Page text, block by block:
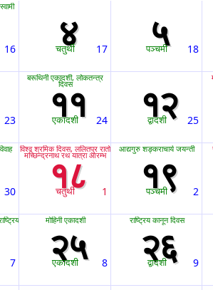
16 ४
चतुर्थी 17 ५
पञ्चमी 18
23
बरूथिनी एकादशी, लोकतन्त्र
दिवस
११
एकादशी 24 १२
द्वादशी 25
30
विश्व श्रमिक दिवस, ललितपुर रातो
मच्छिन्द्रनाथ रथ यात्रा आरम्भ
१८
चतुर्थी 1
आद्यगुरु शङ्कराचार्य जयन्ती
१९
पञ्चमी 2
7
मोहिनी एकादशी
२५
एकादशी 8
राष्ट्रिय कानून दिवस
२६
द्वादशी 9